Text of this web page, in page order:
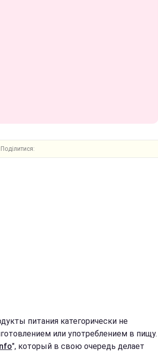
Поділитися:
питания категорически не
или употреблением в пищу.
", который в свою очередь делает